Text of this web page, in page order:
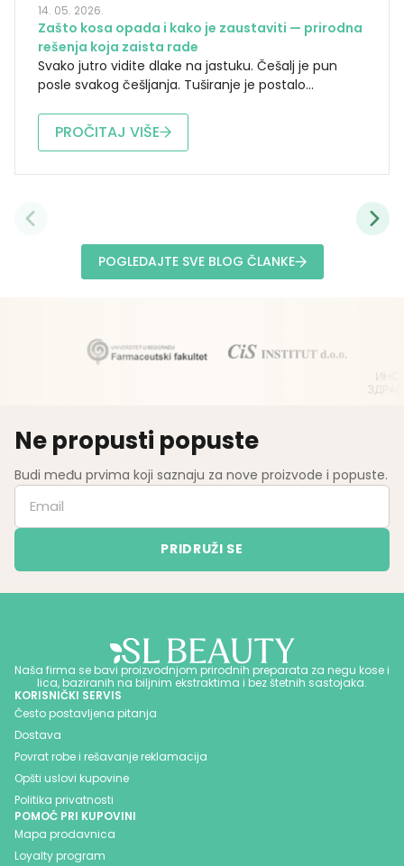
14. 05. 2026.
Zašto kosa opada i kako je zaustaviti — prirodna
rešenja koja zaista rade
Svako jutro vidite dlake na jastuku. Češalj je pun
posle svakog češljanja. Tuširanje je postalo...
PROČITAJ VIŠE
POGLEDAJTE SVE BLOG ČLANKE
Ne propusti popuste
Budi među prvima koji saznaju za nove proizvode i popuste.
Naša firma se bavi proizvodnjom prirodnih preparata za negu kose i
lica, baziranih na biljnim ekstraktima i bez štetnih sastojaka.
KORISNIČKI SERVIS
Često postavljena pitanja
Dostava
Povrat robe i rešavanje reklamacija
Opšti uslovi kupovine
Politika privatnosti
POMOĆ PRI KUPOVINI
Mapa prodavnica
Loyalty program